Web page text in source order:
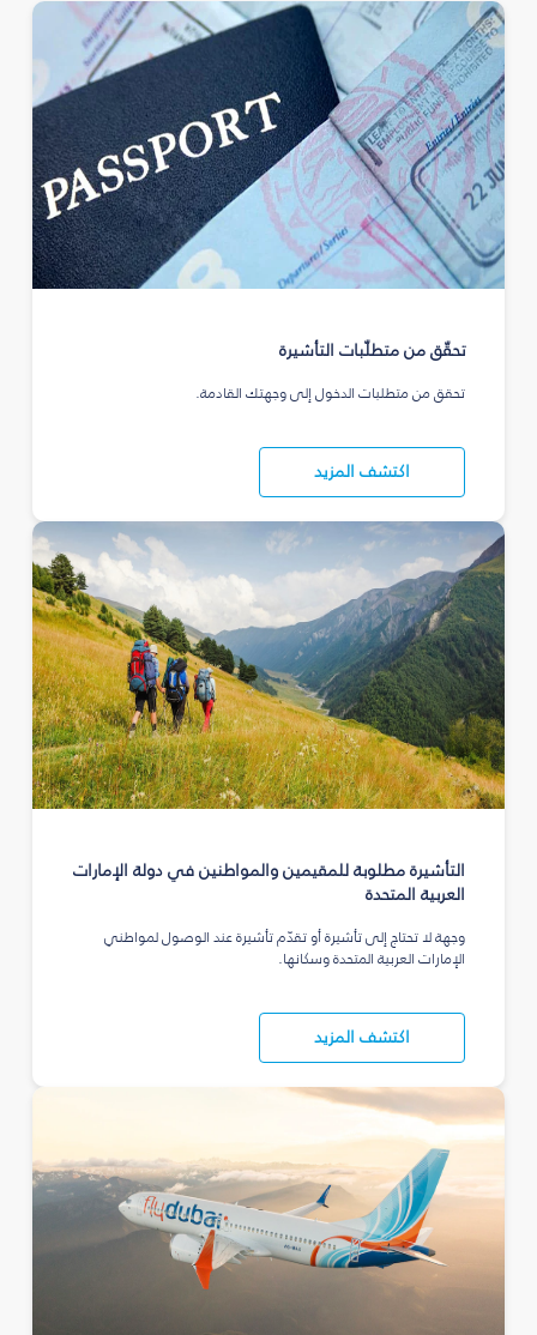
تحقّق من متطلّبات التأشيرة
تحقق من متطلبات الدخول إلى وجهتك القادمة.
اكتشف المزيد
التأشيرة مطلوبة للمقيمين والمواطنين في دولة الإمارات
العربية المتحدة
وجهة لا تحتاج إلى تأشيرة أو تقدّم تأشيرة عند الوصول لمواطني
الإمارات العربية المتحدة وسكانها.
اكتشف المزيد